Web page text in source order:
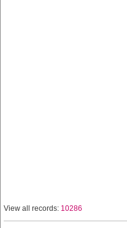
View all records: 10286